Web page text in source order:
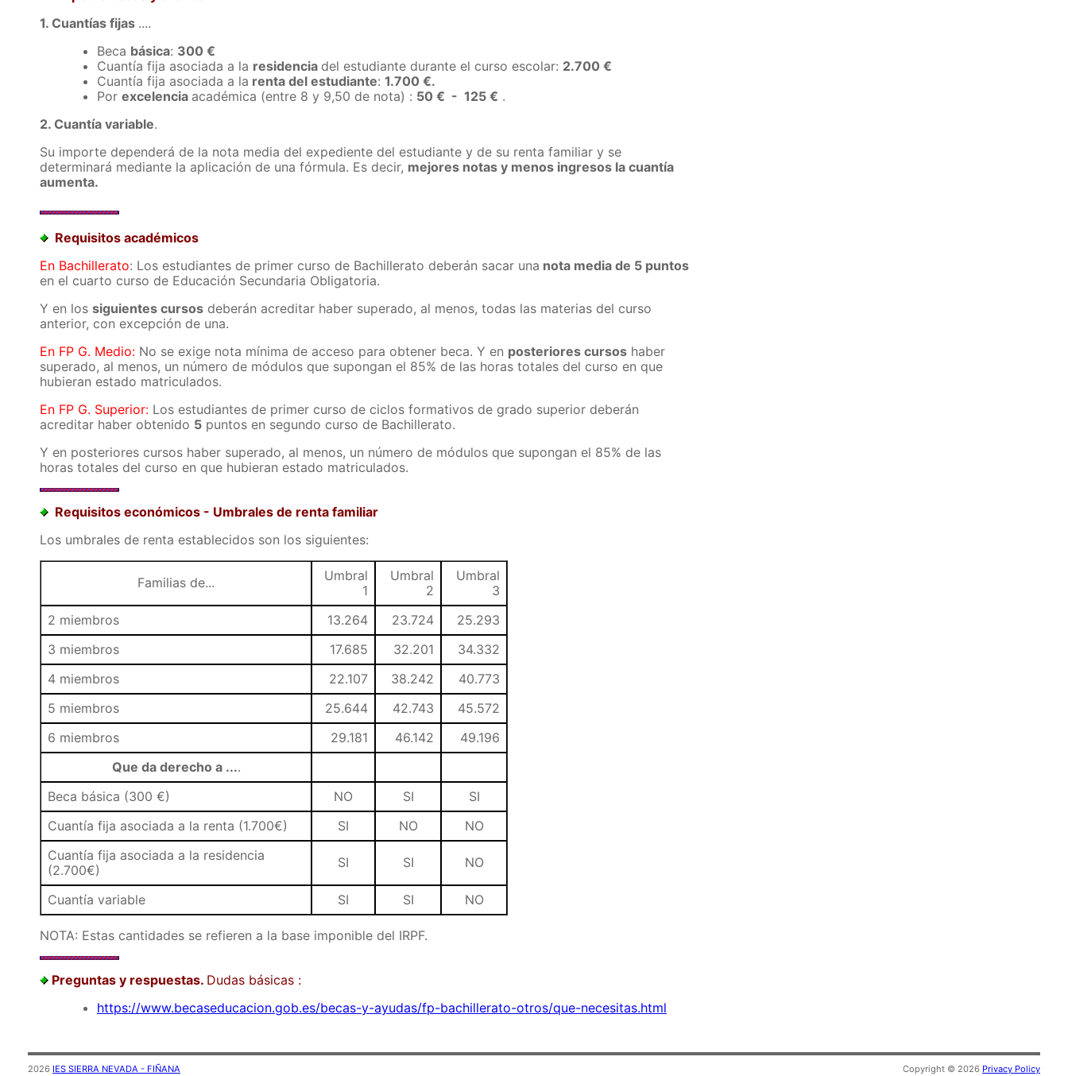
1. Cuantías fijas ....
Beca básica: 300 €
Cuantía fija asociada a la residencia del estudiante durante el curso escolar: 2.700 €
Cuantía fija asociada a la renta del estudiante: 1.700 €.
Por excelencia académica (entre 8 y 9,50 de nota) : 50 € - 125 € .
2. Cuantía variable.
Su importe dependerá de la nota media del expediente del estudiante y de su renta familiar y se
determinará mediante la aplicación de una fórmula. Es decir, mejores notas y menos ingresos la cuantía
aumenta.
Requisitos académicos
En Bachillerato: Los estudiantes de primer curso de Bachillerato deberán sacar una nota media de 5 puntos
en el cuarto curso de Educación Secundaria Obligatoria.
Y en los siguientes cursos deberán acreditar haber superado, al menos, todas las materias del curso
anterior, con excepción de una.
En FP G. Medio: No se exige nota mínima de acceso para obtener beca. Y en posteriores cursos haber
superado, al menos, un número de módulos que supongan el 85% de las horas totales del curso en que
hubieran estado matriculados.
En FP G. Superior: Los estudiantes de primer curso de ciclos formativos de grado superior deberán
acreditar haber obtenido 5 puntos en segundo curso de Bachillerato.
Y en posteriores cursos haber superado, al menos, un número de módulos que supongan el 85% de las
horas totales del curso en que hubieran estado matriculados.
Requisitos económicos - Umbrales de renta familiar
Los umbrales de renta establecidos son los siguientes:
Familias de...
Umbral
1
Umbral
2
Umbral
3
2 miembros
13.264 23.724
25.293
3 miembros
17.685 32.201
34.332
4 miembros
22.107 38.242
40.773
5 miembros
25.644 42.743
45.572
6 miembros
29.181 46.142
49.196
Que da derecho a ....
Beca básica (300 €)
NO SI
SI
Cuantía fija asociada a la renta (1.700€)
SI NO
NO
Cuantía fija asociada a la residencia
(2.700€)
SI SI NO
Cuantía variable SI SI NO
NOTA: Estas cantidades se refieren a la base imponible del IRPF.
Preguntas y respuestas. Dudas básicas :
https://www.becaseducacion.gob.es/becas-y-ayudas/fp-bachillerato-otros/que-necesitas.html
2026 IES SIERRA NEVADA - FIÑANA Copyright © 2026 Privacy Policy